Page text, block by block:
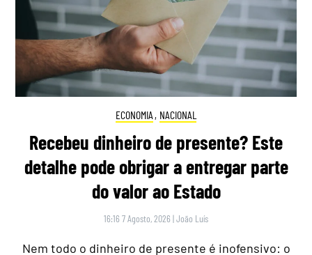
ECONOMIA , NACIONAL
Recebeu dinheiro de presente? Este
detalhe pode obrigar a entregar parte
do valor ao Estado
16:16 7 Agosto, 2026 |João Luís
Nem todo o dinheiro de presente é inofensivo: o